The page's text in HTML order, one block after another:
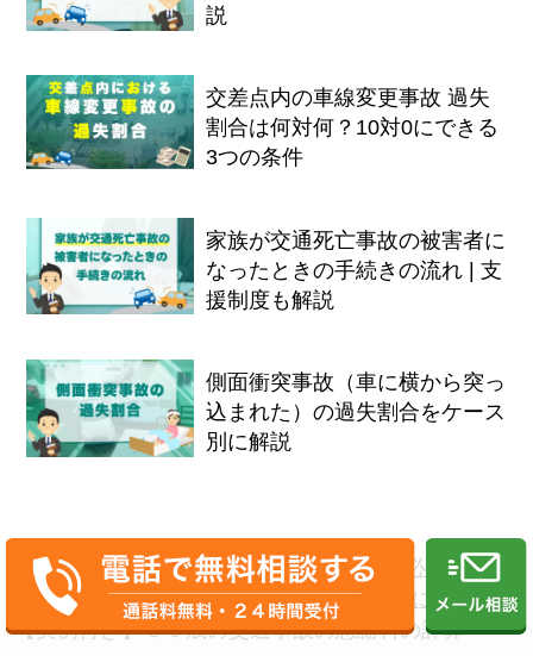
説
交差点内の車線変更事故 過失
割合は何対何？10対0にできる
3つの条件
家族が交通死亡事故の被害者に
なったときの手続きの流れ | 支
援制度も解説
側面衝突事故（車に横から突っ
込まれた）の過失割合をケース
別に解説
TOP> 交通事故被害者が知っておくべき必須知識>
7．損害賠償額の計算方法及び損害の範囲について>
【実例付き】６０歳の交通事故の慰謝料の計算